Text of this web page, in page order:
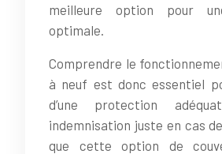
meilleure option pour
optimale.
Comprendre le
à neuf est donc essentiel
d’une protection
indemnisation juste en cas
que cette option de